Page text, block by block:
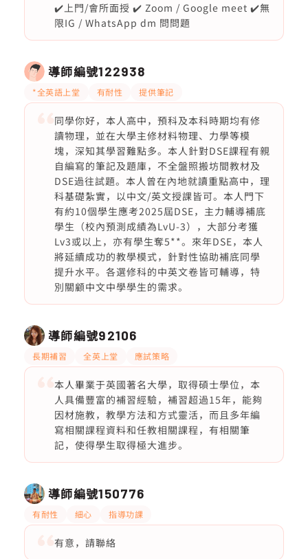
✔️上門/會所面授 ✔️ Zoom / Google meet ✔️無
限IG / WhatsApp dm 問問題
導師編號122938
*全英語上堂 有耐性 提供筆記
同學你好，本人高中，預科及本科時期均有修
讀物理，並在大學主修材料物理、力學等模
塊，深知其學習難點多。本人針對DSE課程有親
自編寫的筆記及題庫，不全盤照搬坊間教材及
DSE過往試題。本人曾在內地就讀重點高中，理
科基礎紮實，以中文/英文授課皆可。本人門下
有約10個學生應考2025屆DSE，主力輔導補底
學生（校內預測成績為LvU-3），大部分考獲
Lv3或以上，亦有學生奪5**。來年DSE，本人
將延續成功的教學模式，針對性協助補底同學
提升水平。各選修科的中英文卷皆可輔導，特
別關顧中文中學學生的需求。
導師編號92106
長期補習 全英上堂 應試策略
本人畢業于英國著名大學，取得碩士學位，本
人具備豐富的補習經驗，補習超過15年，能夠
因材施教，教學方法和方式靈活，而且多年編
寫相關課程資料和任教相關課程，有相關筆
記，使得學生取得極大進步。
導師編號150776
有耐性 細心 指導功課
有意，請聯絡